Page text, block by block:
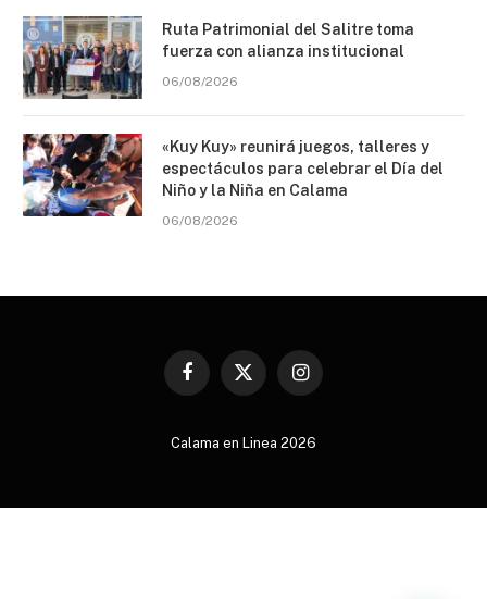
Ruta Patrimonial del Salitre toma
fuerza con alianza institucional
06/08/2026
«Kuy Kuy» reunirá juegos, talleres y
espectáculos para celebrar el Día del
Niño y la Niña en Calama
06/08/2026
Facebook
X
Instagram
Calama en Linea 2026